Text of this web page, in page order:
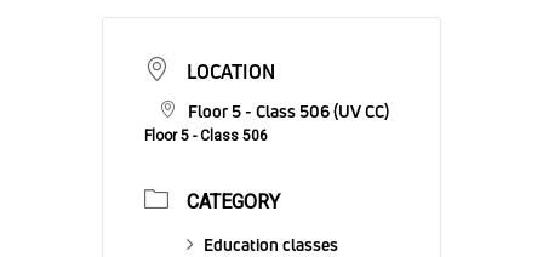
LOCATION
Floor 5 - Class 506 (UV CC)
Floor 5 - Class 506
CATEGORY
Education classes